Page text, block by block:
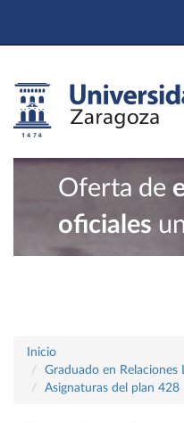
Oferta de
oficiales
Inicio
Graduado en Relaciones
Asignaturas del plan 428